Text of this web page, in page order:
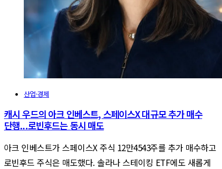
산업·경제
캐시 우드의 아크 인베스트, 스페이스X 대규모 추가 매수
단행...로빈후드는 동시 매도
아크 인베스트가 스페이스X 주식 12만4543주를 추가 매수하고
로빈후드 주식은 매도했다. 솔라나 스테이킹 ETF에도 새롭게